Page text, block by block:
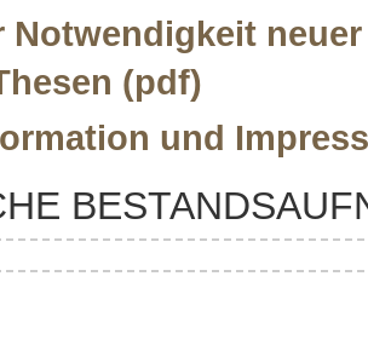
Notwendigkeit
(pdf)
und